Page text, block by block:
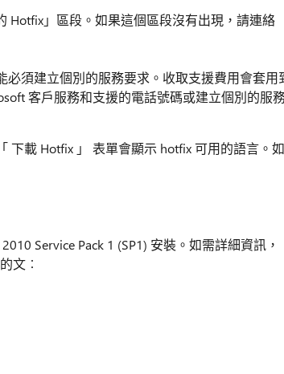
Hotfix」區段。如果這個區段沒有出現，請連絡
須建立個別的服務要求。收取支援費用會套用
客戶服務和支援的電話號碼或建立個別的服
下載 Hotfix 」 表單會顯示 hotfix 可用的語言。如
Service Pack 1 (SP1) 安裝。如需詳細資訊，
文︰